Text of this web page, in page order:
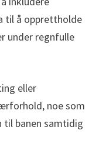
til å opprettholde
under regnfulle
eller
noe som
til banen samtidig